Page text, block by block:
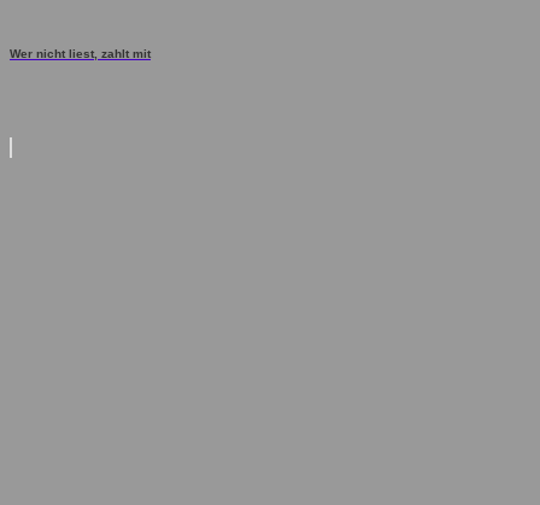
Wer nicht liest, zahlt mit